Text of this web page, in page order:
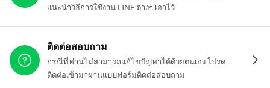
แนะนำวิธีการใช้งาน LINE ต่างๆ เอาไว้
ติดต่อสอบถาม
กรณีที่ท่านไม่สามารถแก้ไขปัญหาได้ด้วยตนเอง โปรด
ติดต่อเข้ามาผ่านแบบฟอร์มติดต่อสอบถาม